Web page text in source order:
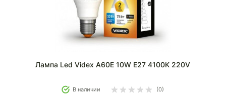
Лампа Led Videx A60E 10W E27 4100K 220V
В наличии (0)